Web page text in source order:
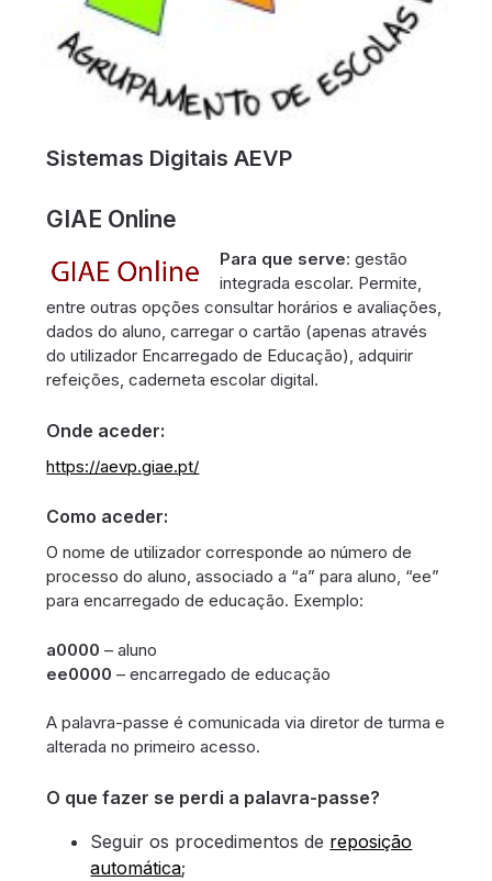
Sistemas Digitais AEVP
GIAE Online
Para que serve: gestão
integrada escolar. Permite,
entre outras opções consultar horários e avaliações,
dados do aluno, carregar o cartão (apenas através
do utilizador Encarregado de Educação), adquirir
refeições, caderneta escolar digital.
Onde aceder:
https://aevp.giae.pt/
Como aceder:
O nome de utilizador corresponde ao número de
processo do aluno, associado a “a” para aluno, “ee”
para encarregado de educação. Exemplo:
a0000– aluno
ee0000– encarregado de educação
A palavra-passe é comunicada via diretor de turma e
alterada no primeiro acesso.
O que fazer se perdi a palavra-passe?
Seguir os procedimentos de reposição
automática;